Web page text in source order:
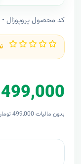
کد محصول
499,000 تومان
بدون مالیات 499,000 تومان